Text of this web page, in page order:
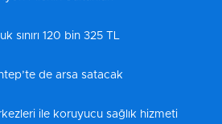
sınırı 120 bin 325 TL
de arsa satacak
ile koruyucu sağlık hizmeti